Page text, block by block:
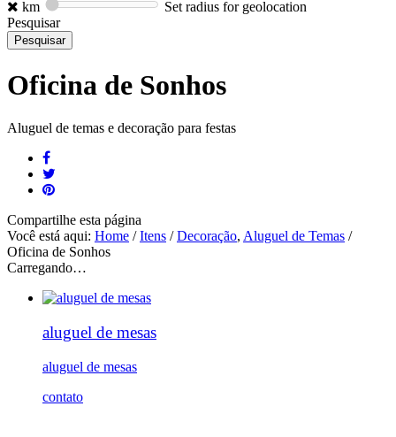
km
Set radius for geolocation
Pesquisar
Oficina de Sonhos
Aluguel de temas e decoração para festas
Compartilhe esta página
Você está aqui: Home / Itens / Decoração, Aluguel de Temas /
Oficina de Sonhos
Carregando…
aluguel de mesas
aluguel de mesas
contato